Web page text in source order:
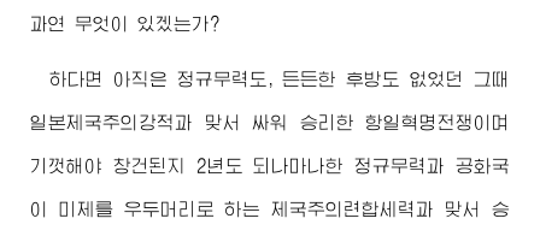
과연 무엇이 있겠는가?
하다면 아직은 정규무력도, 든든한 후방도 없었던 그때
일본제국주의강적과 맞서 싸워 승리한 항일혁명전쟁이며
기껏해야 창건된지 2년도 되나마나한 정규무력과 공화국
이 미제를 우두머리로 하는 제국주의련합세력과 맞서 승